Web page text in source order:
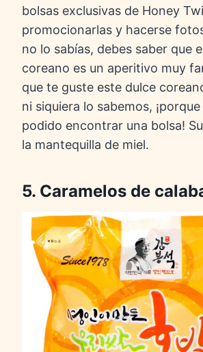
bolsas exclusivas de Honey
promocionarlas y hacerse
no lo sabías, debes saber que
coreano es un aperitivo muy
que te guste este dulce
ni siquiera lo sabemos,
podido encontrar una bolsa!
la mantequilla de miel.
5. Caramelos de